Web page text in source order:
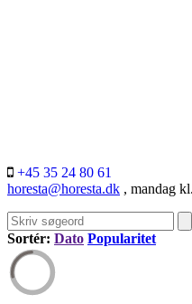
+45 35 24 80 61
horesta@horesta.dk , mandag
Sortér: Dato Popularitet